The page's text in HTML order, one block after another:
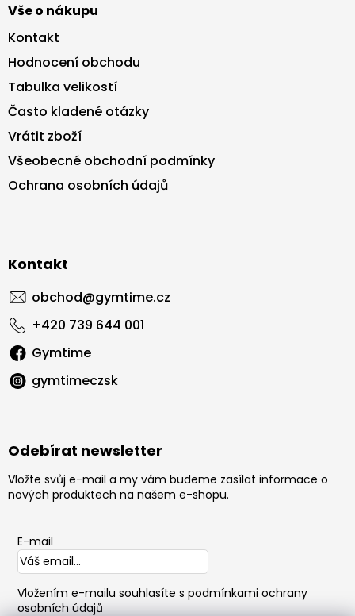
Vše o nákupu
Kontakt
Hodnocení obchodu
Tabulka velikostí
Často kladené otázky
Vrátit zboží
Všeobecné obchodní podmínky
Ochrana osobních údajů
Kontakt
obchod@gymtime.cz
+420 739 644 001
Gymtime
gymtimeczsk
Odebírat newsletter
Vložte svůj e-mail a my vám budeme zasílat informace o
nových produktech na našem e-shopu.
E-mail
Vložením e-mailu souhlasíte s podmínkami ochrany
osobních údajů